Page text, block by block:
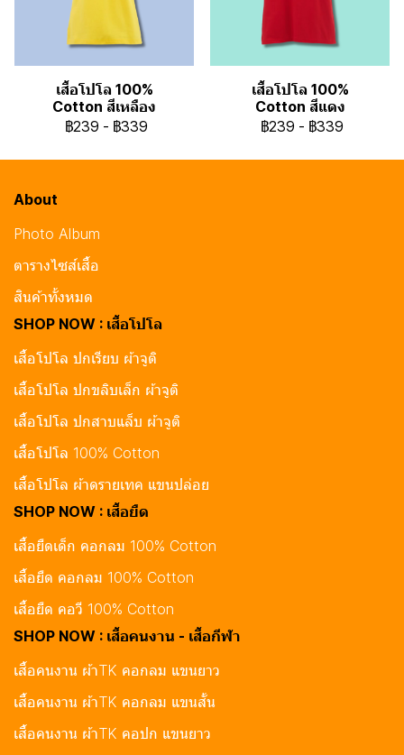
เสื้อโปโล 100%
Cotton สีเหลือง
฿239 - ฿339
เสื้อโปโล 100%
Cotton สีแดง
฿239 - ฿339
About
Photo Album
ตารางไซส์เสื้อ
สินค้าทั้งหมด
SHOP NOW : เสื้อโปโล
เสื้อโปโล ปกเรียบ ผ้าจูติ
เสื้อโปโล ปกขลิบเล็ก ผ้าจูติ
เสื้อโปโล ปกสาบแล็บ ผ้าจูติ
เสื้อโปโล 100% Cotton
เสื้อโปโล ผ้าดรายเทค แขนปล่อย
SHOP NOW : เสื้อยืด
เสื้อยืดเด็ก คอกลม 100% Cotton
เสื้อยืด คอกลม 100% Cotton
เสื้อยืด คอวี 100% Cotton
SHOP NOW : เสื้อคนงาน - เสื้อกีฬา
เสื้อคนงาน ผ้าTK คอกลม แขนยาว
เสื้อคนงาน ผ้าTK คอกลม แขนสั้น
เสื้อคนงาน ผ้าTK คอปก แขนยาว